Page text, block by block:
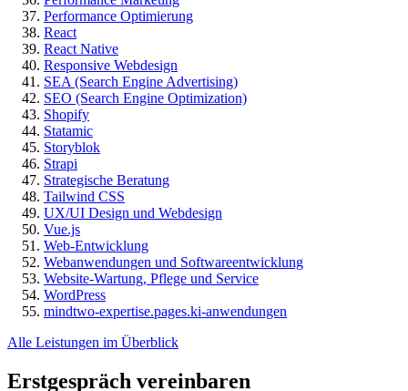
Performance Optimierung
React
React Native
Responsive Webdesign
SEA (Search Engine Advertising)
SEO (Search Engine Optimization)
Shopify
Statamic
Storyblok
Strapi
Strategische Beratung
Tailwind CSS
UX/UI Design und Webdesign
Vue.js
Web-Entwicklung
Webanwendungen und Softwareentwicklung
Website-Wartung, Pflege und Service
WordPress
mindtwo-expertise.pages.ki-anwendungen
Alle Leistungen im Überblick
Erstgespräch vereinbaren